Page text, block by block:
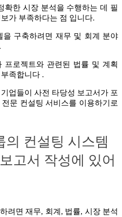
확한 시장 분석을 수행하는 데 필
가 부족하다는 점 입니다.
을 구축하려면 재무 및 회계 분야
프로젝트와 관련된 법률 및 계획
족합니다 .
업들이 사전 타당성 보고서가 포
문 컨설팅 서비스를 이용하기로
의 컨설팅 시스템
고서 작성에 있어
려면 재무, 회계, 법률, 시장 분석